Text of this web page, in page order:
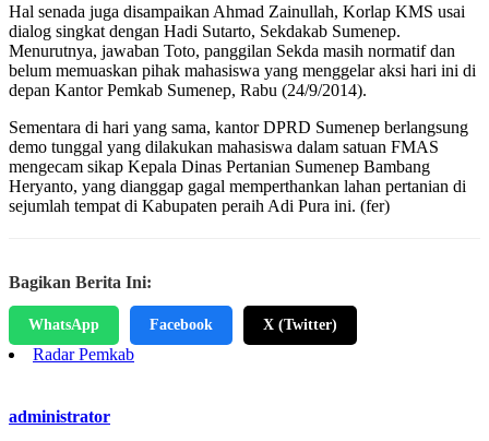
Hal senada juga disampaikan Ahmad Zainullah, Korlap KMS usai
dialog singkat dengan Hadi Sutarto, Sekdakab Sumenep.
Menurutnya, jawaban Toto, panggilan Sekda masih normatif dan
belum memuaskan pihak mahasiswa yang menggelar aksi hari ini di
depan Kantor Pemkab Sumenep, Rabu (24/9/2014).
Sementara di hari yang sama, kantor DPRD Sumenep berlangsung
demo tunggal yang dilakukan mahasiswa dalam satuan FMAS
mengecam sikap Kepala Dinas Pertanian Sumenep Bambang
Heryanto, yang dianggap gagal memperthankan lahan pertanian di
sejumlah tempat di Kabupaten peraih Adi Pura ini. (fer)
Bagikan Berita Ini:
WhatsApp Facebook X (Twitter)
Radar Pemkab
administrator